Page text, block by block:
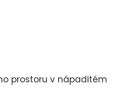
prostoru v nápaditém